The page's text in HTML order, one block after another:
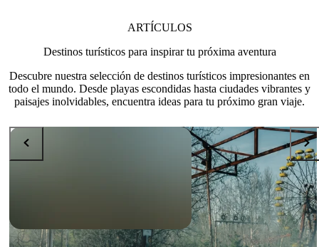
ARTÍCULOS
Destinos turísticos para inspirar tu próxima aventura
Descubre nuestra selección de destinos turísticos impresionantes en
todo el mundo. Desde playas escondidas hasta ciudades vibrantes y
paisajes inolvidables, encuentra ideas para tu próximo gran viaje.